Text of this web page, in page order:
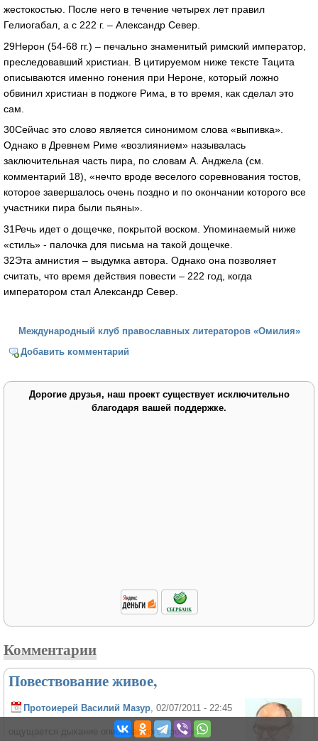
жестокостью. После него в течение четырех лет правил
Гелиогабал, а с 222 г. – Александр Север.
29Нерон (54-68 гг.) – печально знаменитый римский император,
преследовавший христиан. В цитируемом ниже тексте Тацита
описываются именно гонения при Нероне, который ложно
обвинил христиан в поджоге Рима, в то время, как сделал это
сам.
30Сейчас это слово является синонимом слова «выпивка».
Однако в Древнем Риме «возлиянием» называлась
заключительная часть пира, по словам А. Анджела (см.
комментарий 18), «нечто вроде веселого соревнования тостов,
которое завершалось очень поздно и по окончании которого все
участники пира были пьяны».
31Речь идет о дощечке, покрытой воском. Упоминаемый ниже
«стиль» - палочка для письма на такой дощечке.
32Эта амнистия – выдумка автора. Однако она позволяет
считать, что время действия повести – 222 год, когда
императором стал Александр Север.
Международный клуб православных литераторов «Омилия»
Добавить комментарий
Дорогие друзья, наш проект существует исключительно
благодаря вашей поддержке.
Комментарии
Повествование живое,
Протоиерей Василий Мазур , 02/07/2011 - 22:45
ощущается дыхание описываемого времени.